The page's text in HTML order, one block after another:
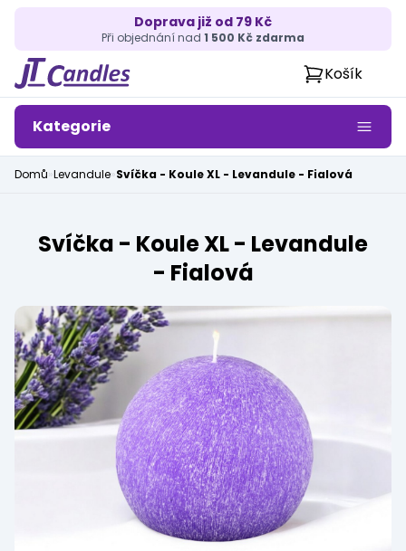
Doprava již od 79 Kč
Při objednání nad 1 500 Kč zdarma
Košík
Kategorie
Domů»Levandule»Svíčka - Koule XL - Levandule - Fialová
Svíčka - Koule XL - Levandule
- Fialová